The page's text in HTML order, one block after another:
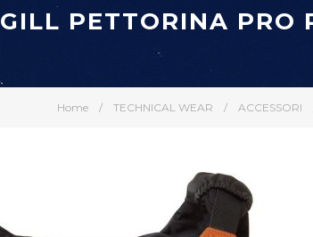
Home / TECHNICAL WEAR / ACCESSORI
GILL PETTORINA PRO